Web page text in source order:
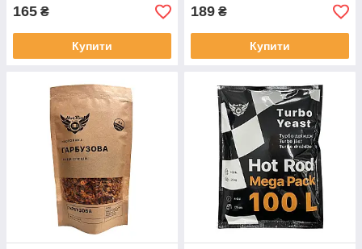
165 ₴
Купити
189 ₴
Купити